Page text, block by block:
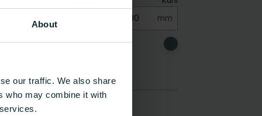
About
our traffic. We also share
who may combine it with